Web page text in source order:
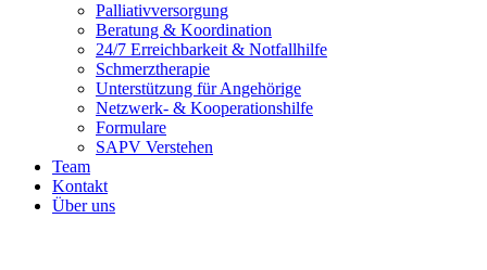
Palliativversorgung
Beratung & Koordination
24/7 Erreichbarkeit & Notfallhilfe
Schmerztherapie
Unterstützung für Angehörige
Netzwerk- & Kooperationshilfe
Formulare
SAPV Verstehen
Team
Kontakt
Über uns